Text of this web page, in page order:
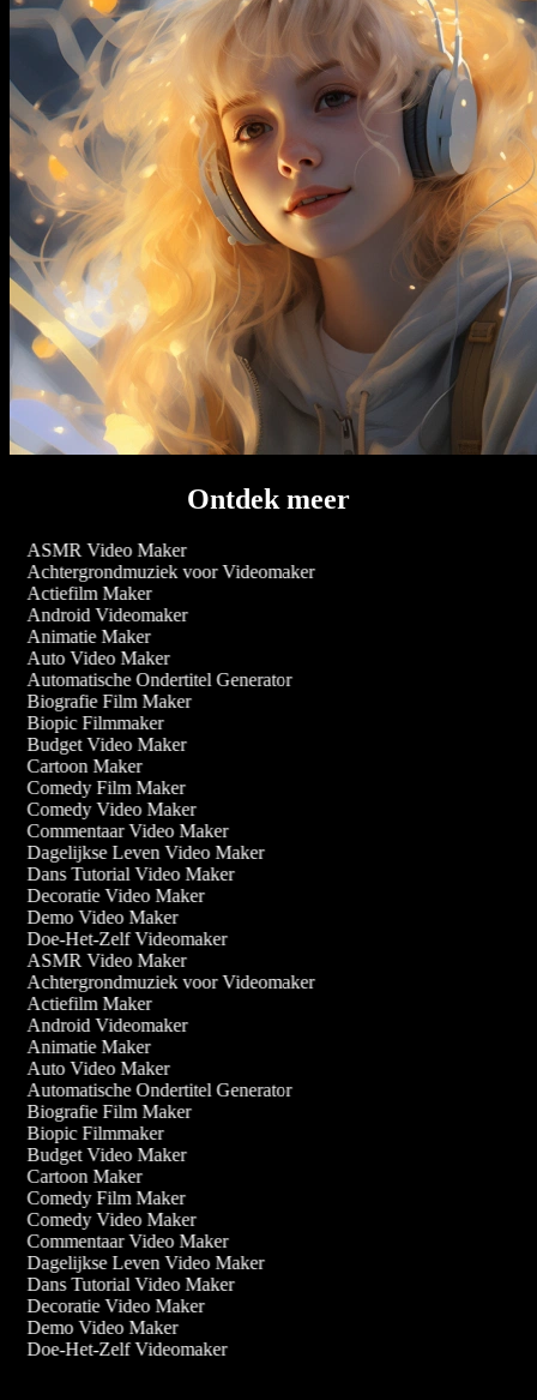
Ontdek meer
ASMR Video Maker
Achtergrondmuziek voor Videomaker
Actiefilm Maker
Android Videomaker
Animatie Maker
Auto Video Maker
Automatische Ondertitel Generator
Biografie Film Maker
Biopic Filmmaker
Budget Video Maker
Cartoon Maker
Comedy Film Maker
Comedy Video Maker
Commentaar Video Maker
Dagelijkse Leven Video Maker
Dans Tutorial Video Maker
Decoratie Video Maker
Demo Video Maker
Doe-Het-Zelf Videomaker
ASMR Video Maker
Achtergrondmuziek voor Videomaker
Actiefilm Maker
Android Videomaker
Animatie Maker
Auto Video Maker
Automatische Ondertitel Generator
Biografie Film Maker
Biopic Filmmaker
Budget Video Maker
Cartoon Maker
Comedy Film Maker
Comedy Video Maker
Commentaar Video Maker
Dagelijkse Leven Video Maker
Dans Tutorial Video Maker
Decoratie Video Maker
Demo Video Maker
Doe-Het-Zelf Videomaker